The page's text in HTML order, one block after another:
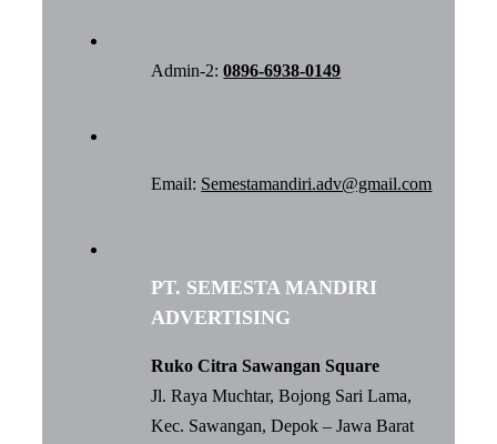
Admin-2:0896-6938-0149
Email: Semestamandiri.adv@gmail.com
PT. SEMESTA MANDIRI
ADVERTISING
Ruko Citra Sawangan Square
Jl. Raya Muchtar, Bojong Sari Lama,
Kec. Sawangan, Depok – Jawa Barat